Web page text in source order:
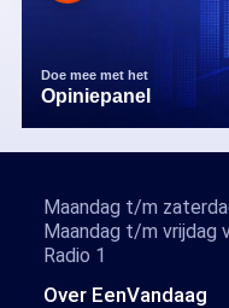
Doe mee met het
Opiniepanel
Over EenVandaag
Maandag t/m
Maandag t/m vrijdag
Radio 1